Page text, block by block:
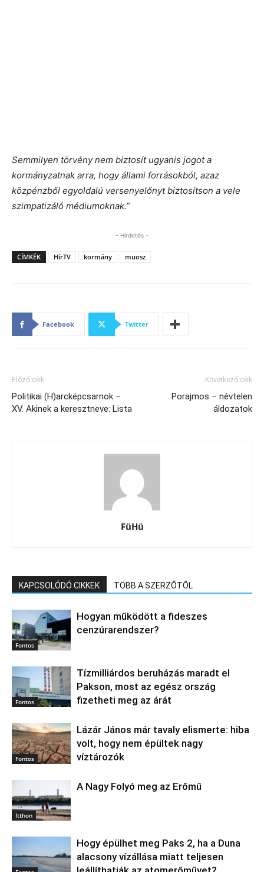
Semmilyen törvény nem biztosít ugyanis jogot a
kormányzatnak arra, hogy állami forrásokból, azaz
közpénzből egyoldalú versenyelőnyt biztosítson a vele
szimpatizáló médiumoknak.”
- Hirdetés -
CÍMKÉK HírTV kormány muosz
Facebook Twitter
Előző cikk
Politikai (H)arcképcsarnok –
XV. Akinek a keresztneve: Lista
Következő cikk
Porajmos – névtelen
áldozatok
FüHü
KAPCSOLÓDÓ CIKKEK TÖBB A SZERZŐTŐL
Fontos
Hogyan működött a fideszes
cenzúrarendszer?
Fontos
Tízmilliárdos beruházás maradt el
Pakson, most az egész ország
fizetheti meg az árát
Fontos
Lázár János már tavaly elismerte: hiba
volt, hogy nem épültek nagy
víztározók
Itthon
A Nagy Folyó meg az Erőmű
Hogy épülhet meg Paks 2, ha a Duna
alacsony vízállása miatt teljesen